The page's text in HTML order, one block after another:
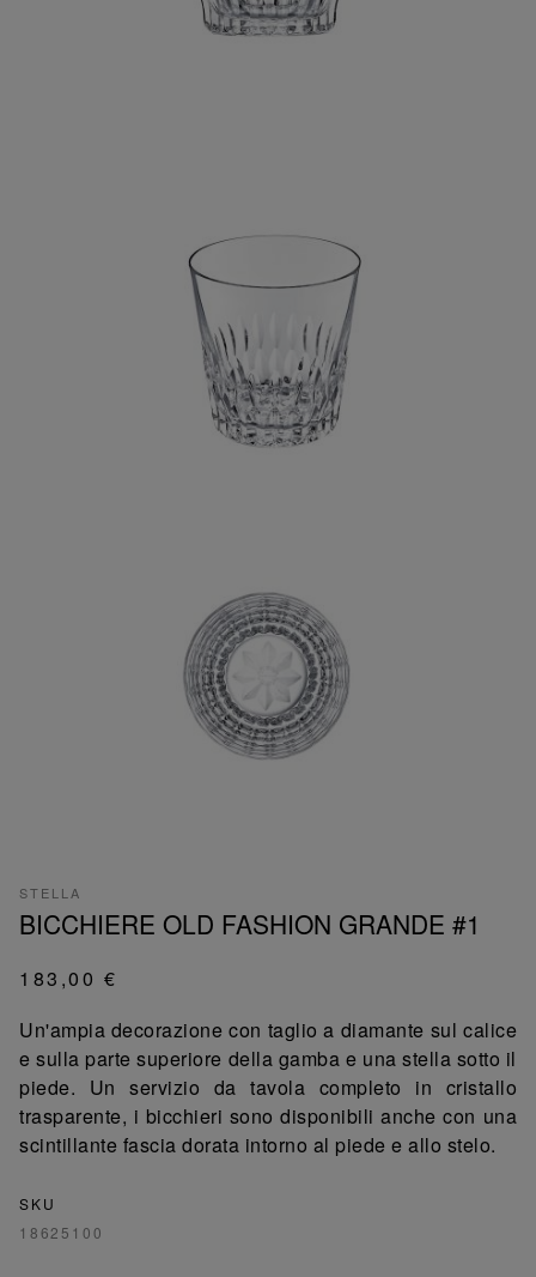
STELLA
BICCHIERE OLD FASHION GRANDE #1
183,00 €
Un'ampia decorazione con taglio a diamante sul calice
e sulla parte superiore della gamba e una stella sotto il
piede. Un servizio da tavola completo in cristallo
trasparente, i bicchieri sono disponibili anche con una
scintillante fascia dorata intorno al piede e allo stelo.
SKU
18625100